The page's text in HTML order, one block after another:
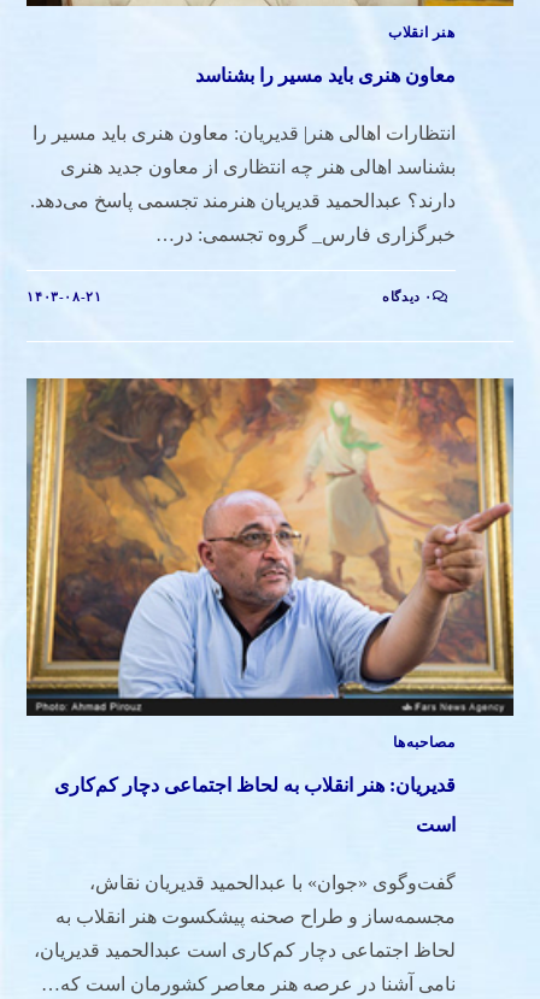
هنر انقلاب
معاون هنری باید مسیر را بشناسد
انتظارات اهالی هنر| قدیریان: معاون هنری باید مسیر را
بشناسد اهالی هنر چه انتظاری از معاون جدید هنری
دارند؟ عبدالحمید قدیریان هنرمند تجسمی پاسخ می‌دهد.
خبرگزاری فارس_ گروه تجسمی: در…
۰ دیدگاه ۱۴۰۳-۰۸-۲۱
مصاحبه‌ها
قدیریان: هنر انقلاب به لحاظ اجتماعی دچار کم‌کاری
است
گفت‌وگوی «جوان» با عبدالحمید قدیریان نقاش،
مجسمه‌ساز و طراح صحنه پیشکسوت هنر انقلاب به
لحاظ اجتماعی دچار کم‌کاری است عبدالحمید قدیریان،
نامی آشنا در عرصه هنر معاصر کشورمان است که…